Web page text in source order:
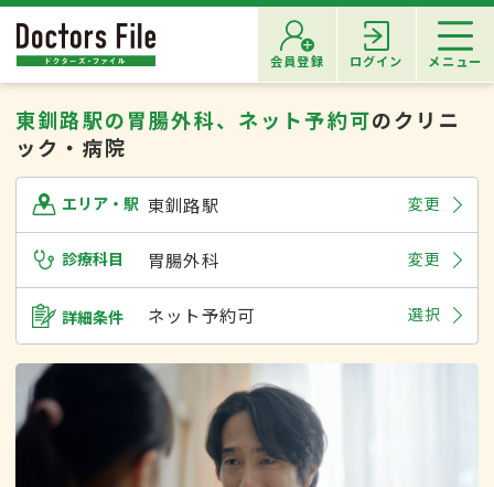
会員登録 ログイン メニュー
東釧路駅の胃腸外科、ネット予約可のクリニ
ック・病院
エリア・駅 東釧路駅 変更
診療科目 胃腸外科 変更
詳細条件 ネット予約可 選択